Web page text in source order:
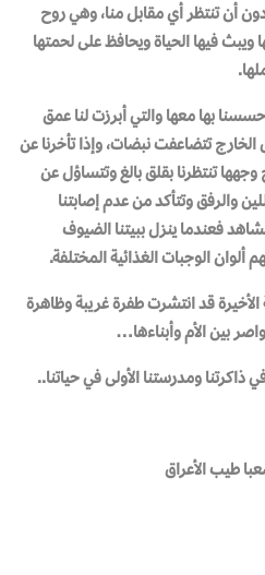
أن تنتظر أي مقابل منا، وهي روح
ويبث فيها الحياة ويحافظ على لحمتها
بها معها والتي أبرزت لنا عمق
الخارج تتضاعفت نبضات، وإذا تأخرنا عن
وجهها تنتظرنا بقلق بالغ وتتساؤل عن
والرفق وتتأكد من عدم إصابتنا
فعندما ينزل ببيتنا الضيوف
الوجبات الغذائية المختلفة.
قد انتشرت طفرة غريبة وظاهرة
بين الأم وأبناءها…
ومدرستنا الأولى في حياتنا..
طيب الأعراق